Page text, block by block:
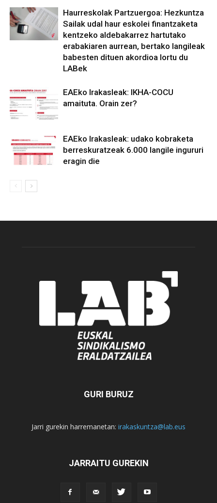
Haurreskolak Partzuergoa: Hezkuntza
Sailak udal haur eskolei finantzaketa
kentzeko aldebakarrez hartutako
erabakiaren aurrean, bertako langileak
babesten dituen akordioa lortu du
LABek
EAEko Irakasleak: IKHA-COCU
amaituta. Orain zer?
EAEko Irakasleak: udako kobraketa
berreskuratzeak 6.000 langile ingururi
eragin die
GURI BURUZ
Jarri gurekin harremanetan: irakaskuntza@lab.eus
JARRAITU GUREKIN